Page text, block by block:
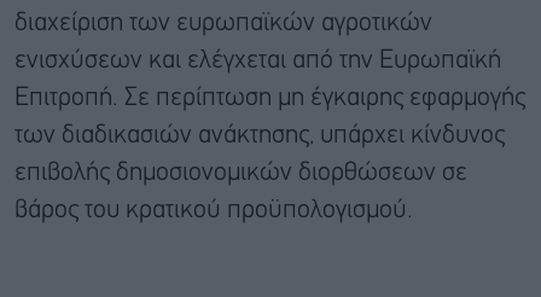
διαχείριση των ευρωπαϊκών αγροτικών
ενισχύσεων και ελέγχεται από την Ευρωπαϊκή
Επιτροπή. Σε περίπτωση μη έγκαιρης εφαρμογής
των διαδικασιών ανάκτησης, υπάρχει κίνδυνος
επιβολής δημοσιονομικών διορθώσεων σε
βάρος του κρατικού προϋπολογισμού.